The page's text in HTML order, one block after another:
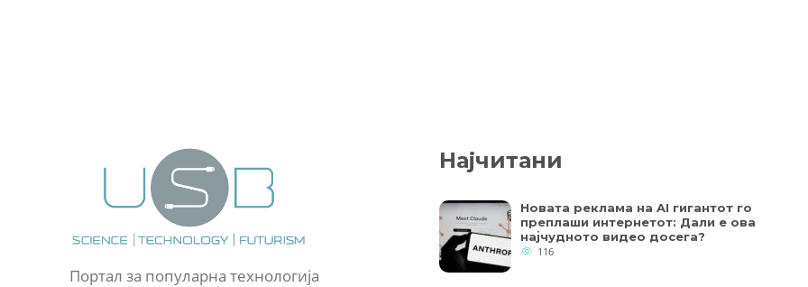
Портал за популарна технологија
Најчитани
Новата реклама на AI гигантот го
преплаши интернетот: Дали е ова
најчудното видео досега?
116